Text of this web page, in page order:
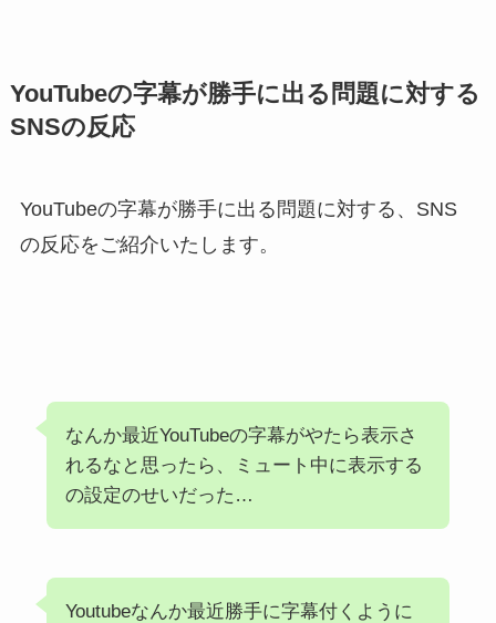
YouTubeの字幕が勝手に出る問題に対する
SNSの反応
YouTubeの字幕が勝手に出る問題に対する、SNS
の反応をご紹介いたします。
なんか最近YouTubeの字幕がやたら表示さ
れるなと思ったら、ミュート中に表示する
の設定のせいだった…
Youtubeなんか最近勝手に字幕付くように